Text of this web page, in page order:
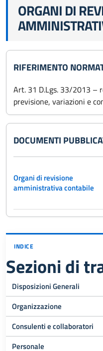
AGGIORNAMENTO
ORGANI DI
RIFERIMENTO
Art. 31 D.Lgs. 33/2013 –
previsione, variazioni e
DOCUMENTI
Organi di revisione
amministrativa contabile
INDICE
Sezioni di
Disposizioni Generali
Organizzazione
Consulenti e collaboratori
Personale